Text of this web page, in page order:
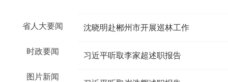
省人大要闻
时政要闻
图片新闻
沈晓明赴郴州市开展巡林工作
习近平听取李家超述职报告